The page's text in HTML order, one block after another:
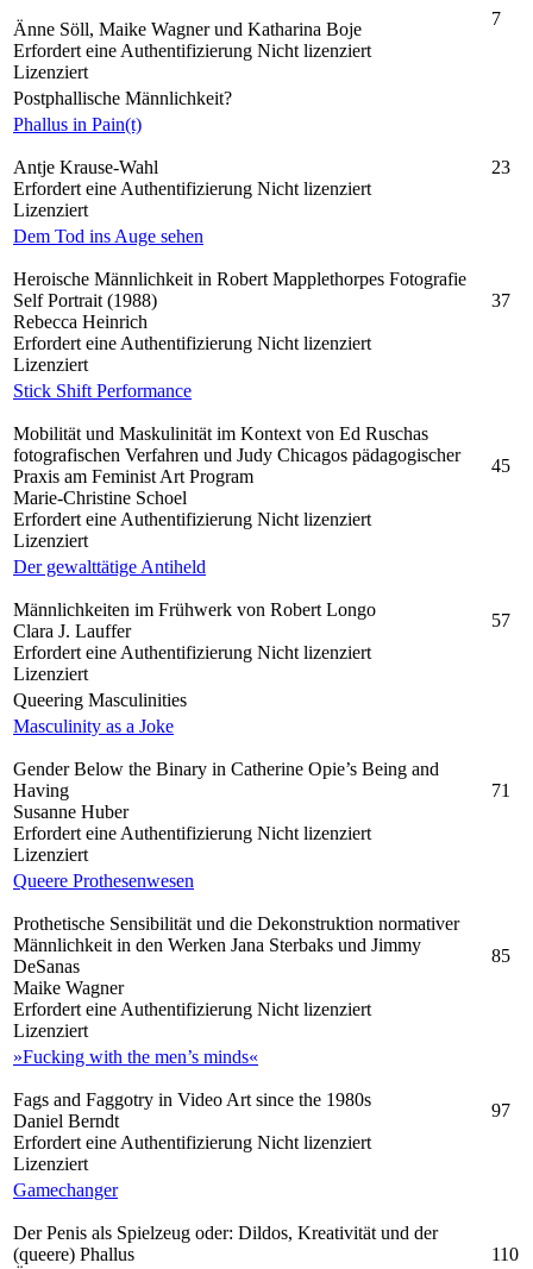
Änne Söll, Maike Wagner und Katharina Boje
Erfordert eine Authentifizierung Nicht lizenziert
Lizenziert
7
Postphallische Männlichkeit?
Phallus in Pain(t)
Antje Krause-Wahl
Erfordert eine Authentifizierung Nicht lizenziert
Lizenziert
23
Dem Tod ins Auge sehen
Heroische Männlichkeit in Robert Mapplethorpes Fotografie
Self Portrait (1988)
Rebecca Heinrich
Erfordert eine Authentifizierung Nicht lizenziert
Lizenziert
37
Stick Shift Performance
Mobilität und Maskulinität im Kontext von Ed Ruschas
fotografischen Verfahren und Judy Chicagos pädagogischer
Praxis am Feminist Art Program
Marie-Christine Schoel
Erfordert eine Authentifizierung Nicht lizenziert
Lizenziert
45
Der gewalttätige Antiheld
Männlichkeiten im Frühwerk von Robert Longo
Clara J. Lauffer
Erfordert eine Authentifizierung Nicht lizenziert
Lizenziert
57
Queering Masculinities
Masculinity as a Joke
Gender Below the Binary in Catherine Opie’s Being and
Having
Susanne Huber
Erfordert eine Authentifizierung Nicht lizenziert
Lizenziert
71
Queere Prothesenwesen
Prothetische Sensibilität und die Dekonstruktion normativer
Männlichkeit in den Werken Jana Sterbaks und Jimmy
DeSanas
Maike Wagner
Erfordert eine Authentifizierung Nicht lizenziert
Lizenziert
85
»Fucking with the men’s minds«
Fags and Faggotry in Video Art since the 1980s
Daniel Berndt
Erfordert eine Authentifizierung Nicht lizenziert
Lizenziert
97
Gamechanger
Der Penis als Spielzeug oder: Dildos, Kreativität und der
(queere) Phallus
110